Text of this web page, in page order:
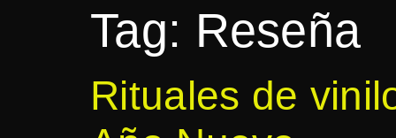
Tag: Reseña
Rituales de